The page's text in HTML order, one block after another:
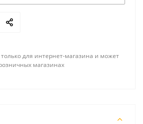
для интернет-магазина и может
магазинах